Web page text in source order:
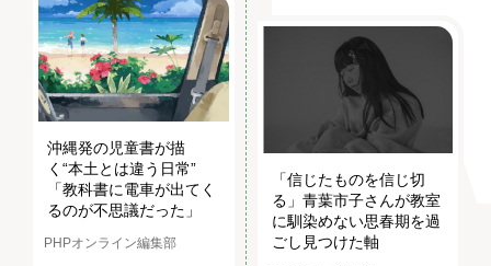
沖縄発の児童書が描
く“本土とは違う日常”
「教科書に電車が出てく
るのが不思議だった」
PHPオンライン編集部
「信じたものを信じ切
る」青葉市子さんが教室
に馴染めない思春期を過
ごし見つけた軸